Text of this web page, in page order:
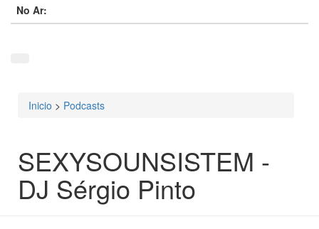
No Ar:
Está aqui
Inicio > Podcasts
SEXYSOUNSISTEM -
DJ Sérgio Pinto